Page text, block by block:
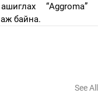
“Aggroma”
байна.
See All